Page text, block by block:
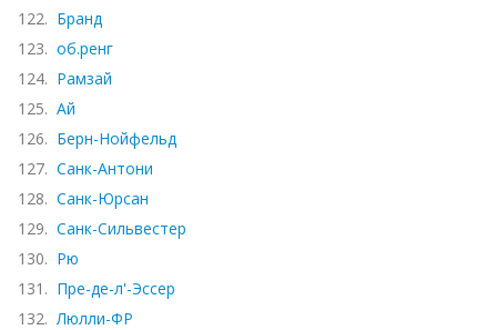
122. Бранд
123. об.ренг
124. Рамзай
125. Ай
126. Берн-Нойфельд
127. Санк-Антони
128. Санк-Юрсан
129. Санк-Сильвестер
130. Рю
131. Пре-де-л'-Эссер
132. Люлли-ФР